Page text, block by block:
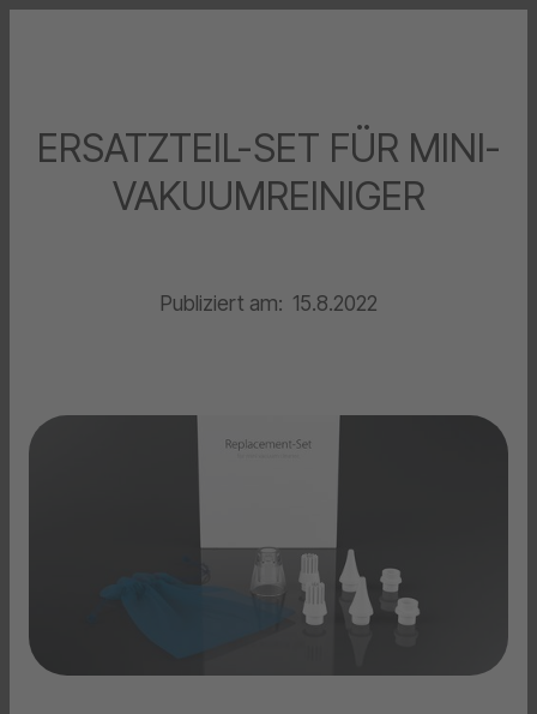
ERSATZTEIL-SET FÜR MINI-
VAKUUMREINIGER
Publiziert am: 15.8.2022